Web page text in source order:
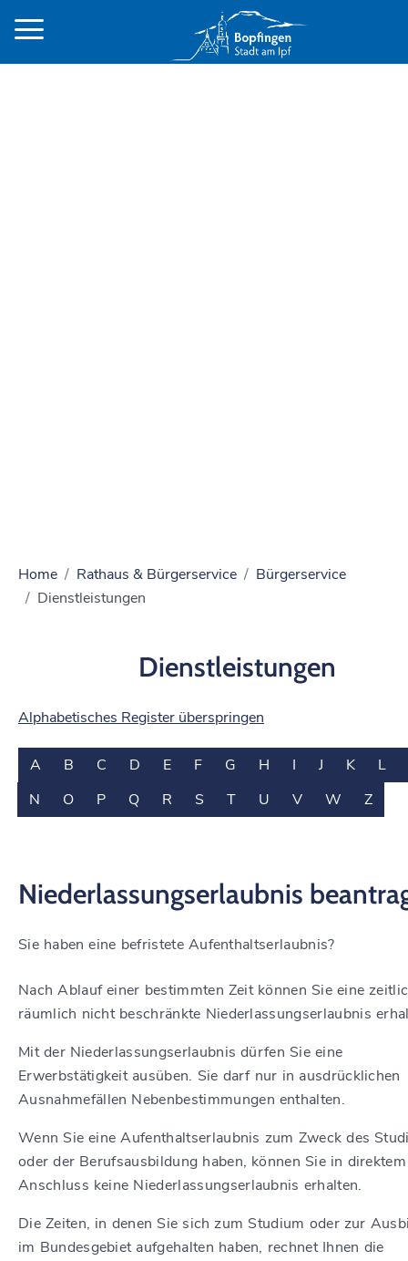
Home Rathaus & Bürgerservice
Bürgerservice
Dienstleistungen
Dienstleistungen
Alphabetisches Register überspringen
A B C D E F G H I J K
L
N
O P Q R S T U V W Z
Niederlassungserlaubnis
Sie haben eine befristete Aufenthaltserlaubnis?
Nach Ablauf einer bestimmten Zeit können Sie eine
räumlich nicht beschränkte Niederlassungserlaubnis
Mit der Niederlassungserlaubnis dürfen Sie eine
Erwerbstätigkeit ausüben. Sie darf nur in ausdrücklichen
Ausnahmefällen Nebenbestimmungen enthalten.
Wenn Sie eine Aufenthaltserlaubnis zum Zweck des
oder der Berufsausbildung haben, können Sie in direktem
Anschluss keine Niederlassungserlaubnis erhalten.
Die Zeiten, in denen Sie sich zum Studium oder zur
im Bundesgebiet aufgehalten haben, rechnet Ihnen die